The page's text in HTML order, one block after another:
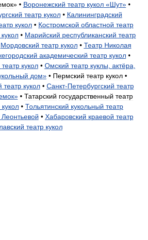
» • Воронежский театр кукол«Шут»•
театр кукол• Калининградский
кукол • Костромской областной театр
кукол • Марийский республиканский театр
Мордовский театр кукол• Театр Николая
академический театр кукол•
театр кукол• Омский театр куклы актёра
дом»• Пермский театр кукол•
театр кукол• Санкт-Петербургский театр
»• Татарский государственный театр
кукол • Тольятинский кукольный театр
Леонтьевой • Хабаровский краевой театр
театр кукол